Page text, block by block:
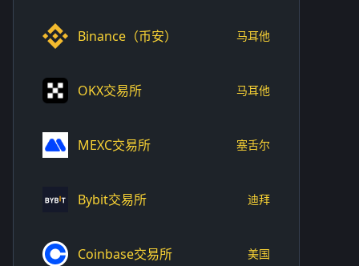
Binance（币安） 马耳他
OKX交易所 马耳他
MEXC交易所 塞舌尔
Bybit交易所 迪拜
Coinbase交易所 美国